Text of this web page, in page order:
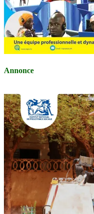
Annonce